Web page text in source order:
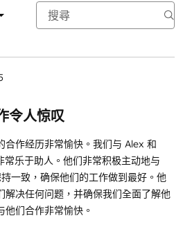
令人惊叹
合作经历非常愉快。我们与 Alex 和
乐于助人。他们非常积极主动地与
一致，确保他们的工作做到最好。他
解决任何问题，并确保我们全面了解他
们合作非常愉快。